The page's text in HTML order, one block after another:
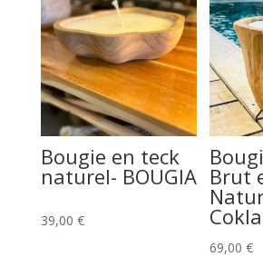
Bougie en teck
naturel- BOUGIA
39,00 €
Brut
69,00€